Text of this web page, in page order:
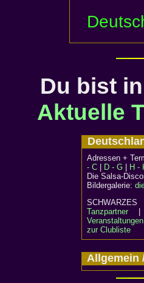
Du bist
Aktuelle
Adressen +
- C
D - G H -
Die Salsa-
Bildergalerie:
Tanzpartner
zur Clubliste
Allgemein